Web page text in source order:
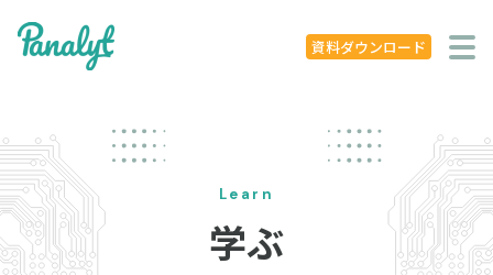
資料ダウンロード
システム特徴
ニュース
学ぶ
セミナー
Learn
学ぶ